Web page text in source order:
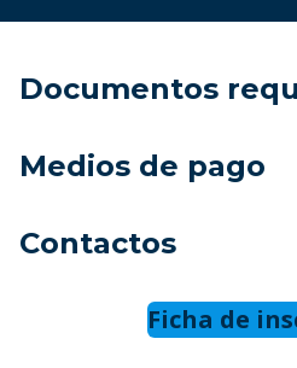
Documentos
Medios de pago
Contactos
Ficha de